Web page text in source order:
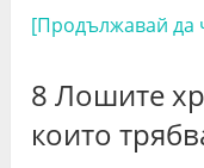
[Продължавай да
8 Лошите
които